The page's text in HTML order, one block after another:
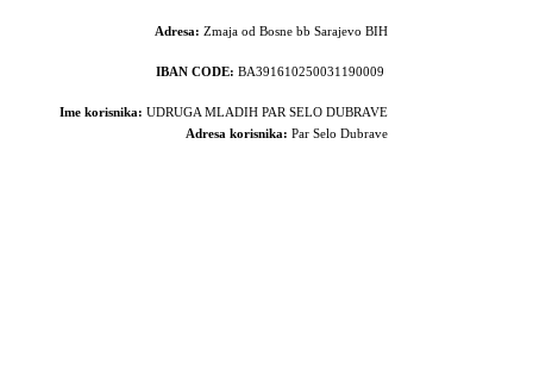
Adresa:Zmaja od Bosne bb Sarajevo BIH
IBAN CODE: BA391610250031190009
Ime korisnika: UDRUGA MLADIH PAR SELO DUBRAVE
Adresa korisnika: Par Selo Dubrave